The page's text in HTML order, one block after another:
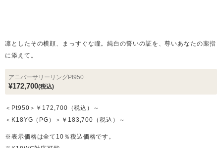
凛としたその横顔、まっすぐな瞳。純白の誓いの証を、尊いあなたの薬指
に添えて。
アニバーサリーリングPt950
¥172,700(税込)
＜Pt950＞￥172,700（税込）～
＜K18YG（PG）＞￥183,700（税込）～
※表示価格は全て10％税込価格です。